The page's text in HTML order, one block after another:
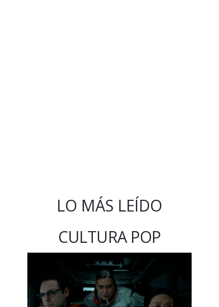
LO MÁS LEÍDO
CULTURA POP